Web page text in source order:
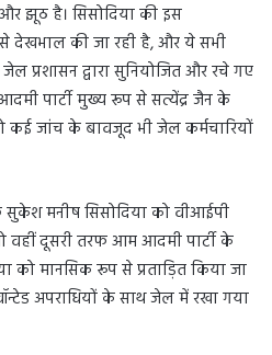
झूठ है। सिसोदिया की इस
से देखभाल की जा रही है, और ये सभी
प्रशासन द्वारा सुनियोजित और रचे गए
पार्टी मुख्य रूप से सत्येंद्र जैन के
जांच के बावजूद भी जेल कर्मचारियों
मनीष सिसोदिया को वीआईपी
वहीं दूसरी तरफ आम आदमी पार्टी के
को मानसिक रूप से प्रताड़ित किया जा
अपराधियों के साथ जेल में रखा गया